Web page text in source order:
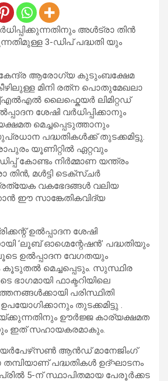
അള്‍ട്രാ തിന്‍
3-ഡിപ് പദ്ധതി യും
കേന്ദ്ര ആരോഗ്യ കുടുംബക്ഷേമ
മിനി രത്‌ന പൊതുമേഖലാ
ലൈഫ്കെയർ ലിമിറ്റഡ്
ശേഷി വര്‍ധിപ്പിക്കാനും
മെച്ചപ്പെടുത്താനും
പദ്ധതികള്‍ക്ക് തുടക്കമിട്ടു.
യൂണിറ്റില്‍ ഏറ്റവും
കോണ്ടം നിര്‍മ്മാണ യന്ത്രം
തിന്‍, മള്‍ട്ടി ടെക്‌സ്ചര്‍
വകഭേദങ്ങള്‍ വലിയ
ഈ സാങ്കേതികവിദ്യ
ഉല്‍പ്പാദന ശേഷി
‘ലൂബ് ഓഗ്മെന്റേഷന്‍’ പദ്ധതിയും
ഉല്‍പ്പാദന വേഗതയും
മെച്ചപ്പെടും. സുസ്ഥിര
ഭാഗമായി ഫാക്ടറിയിലെ
പരിസ്ഥിതി
തുടക്കമിട്ടു .
ഊര്‍ജ്ജ കാര്യക്ഷമത
ഇത് സഹായകരമാകും.
ആന്‍ഡ് മാനേജിംഗ്
പദ്ധതികള്‍ ഉദ്ഘാടനം
5-ന് സ്ഥാപിതമായ പേരൂര്‍ക്കട